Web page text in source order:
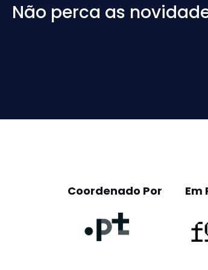
Não perca as
Coordenado Por Em